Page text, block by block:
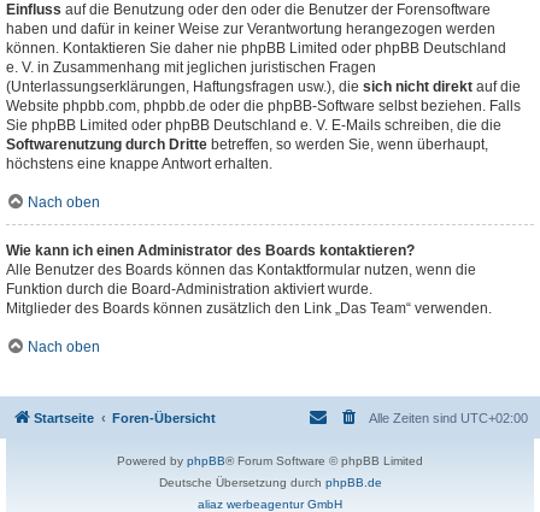
Einfluss auf die Benutzung oder den oder die Benutzer der Forensoftware
haben und dafür in keiner Weise zur Verantwortung herangezogen werden
können. Kontaktieren Sie daher nie phpBB Limited oder phpBB Deutschland
e. V. in Zusammenhang mit jeglichen juristischen Fragen
(Unterlassungserklärungen, Haftungsfragen usw.), die sich nicht direkt auf die
Website phpbb.com, phpbb.de oder die phpBB-Software selbst beziehen. Falls
Sie phpBB Limited oder phpBB Deutschland e. V. E-Mails schreiben, die die
Softwarenutzung durch Dritte betreffen, so werden Sie, wenn überhaupt,
höchstens eine knappe Antwort erhalten.
Nach oben
Wie kann ich einen Administrator des Boards kontaktieren?
Alle Benutzer des Boards können das Kontaktformular nutzen, wenn die
Funktion durch die Board-Administration aktiviert wurde.
Mitglieder des Boards können zusätzlich den Link „Das Team“ verwenden.
Nach oben
Startseite Foren-Übersicht Alle Zeiten sind UTC+02:00
Powered by phpBB® Forum Software © phpBB Limited
Deutsche Übersetzung durch phpBB.de
aliaz werbeagentur GmbH